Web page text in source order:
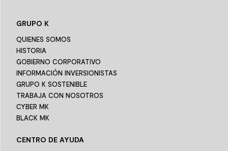
GRUPO K
QUIENES SOMOS
HISTORIA
GOBIERNO CORPORATIVO
INFORMACIÓN INVERSIONISTAS
GRUPO K SOSTENIBLE
TRABAJA CON NOSOTROS
CYBER MK
BLACK MK
CENTRO DE AYUDA